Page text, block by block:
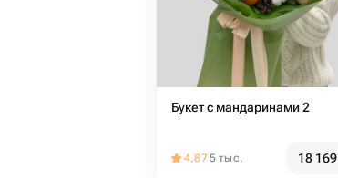
Букет с мандаринами 2
4.875 тыс. 18 169